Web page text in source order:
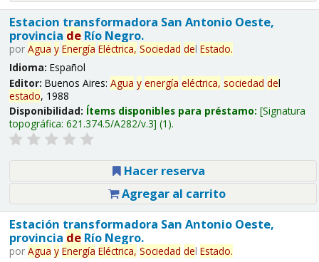
Estacion transformadora San Antonio Oeste,
provincia deRío Negro.
por Agua y Energía Eléctrica, Sociedad del Estado.
Idioma: Español
Editor: Buenos Aires: Agua y energía eléctrica, sociedad del
estado, 1988
Disponibilidad: Ítems disponibles para préstamo: Signatura
topográfica: 621.374.5/A282/v.3 (1).
Hacer reserva
Agregar al carrito
Estación transformadora San Antonio Oeste,
provincia deRío Negro.
por Agua y Energía Eléctrica, Sociedad del Estado.